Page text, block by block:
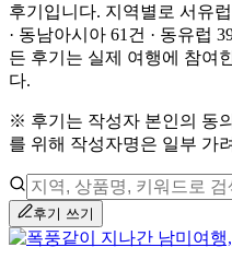
후기입니다. 지역별로 서유
· 동남아시아 61건 · 동유럽
든 후기는 실제 여행에 참여
다.
※ 후기는 작성자 본인의 동
를 위해 작성자명은 일부 가
후기 쓰기